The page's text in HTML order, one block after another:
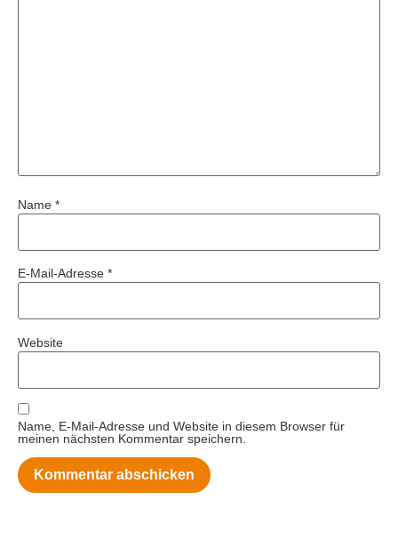
Name *
E-Mail-Adresse *
Website
Name, E-Mail-Adresse und Website in diesem Browser für
meinen nächsten Kommentar speichern.